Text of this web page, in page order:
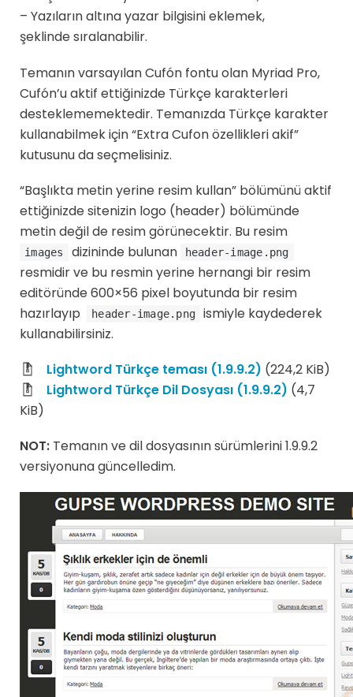
– Yazıların altına yazar bilgisini eklemek,
şeklinde sıralanabilir.
Temanın varsayılan Cufón fontu olan Myriad Pro,
Cufón’u aktif ettiğinizde Türkçe karakterleri
desteklememektedir. Temanızda Türkçe karakter
kullanabilmek için “Extra Cufon özellikleri akif”
kutusunu da seçmelisiniz.
“Başlıkta metin yerine resim kullan” bölümünü aktif
ettiğinizde sitenizin logo (header) bölümünde
metin değil de resim görünecektir. Bu resim
images dizininde bulunan header-image.png
resmidir ve bu resmin yerine hernangi bir resim
editöründe 600×56 pixel boyutunda bir resim
hazırlayıp
header-image.png
ismiyle kaydederek
kullanabilirsiniz.
Lightword Türkçe teması (1.9.9.2) (224,2 KiB)
Lightword Türkçe Dil Dosyası (1.9.9.2) (4,7
KiB)
NOT: Temanın ve dil dosyasının sürümlerini 1.9.9.2
versiyonuna güncelledim.